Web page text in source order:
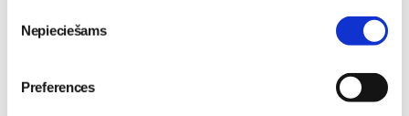
izvēle
Nepieciešams
Preferences
Grūtniecība